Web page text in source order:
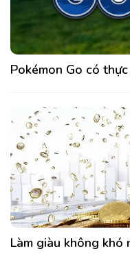
Pokémon Go có
Làm giàu không khó